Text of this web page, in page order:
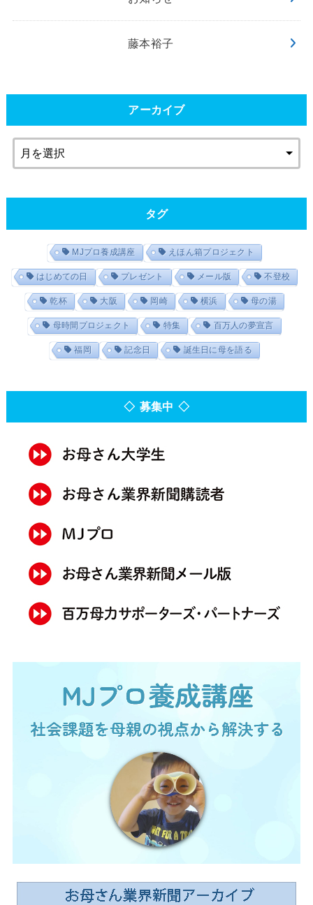
藤本裕子
アーカイブ
タグ
MJプロ養成講座 えほん箱プロジェクト
はじめての日 プレゼント メール版 不登校
乾杯 大阪 岡崎 横浜 母の湯
母時間プロジェクト 特集 百万人の夢宣言
福岡 記念日 誕生日に母を語る
◇ 募集中 ◇